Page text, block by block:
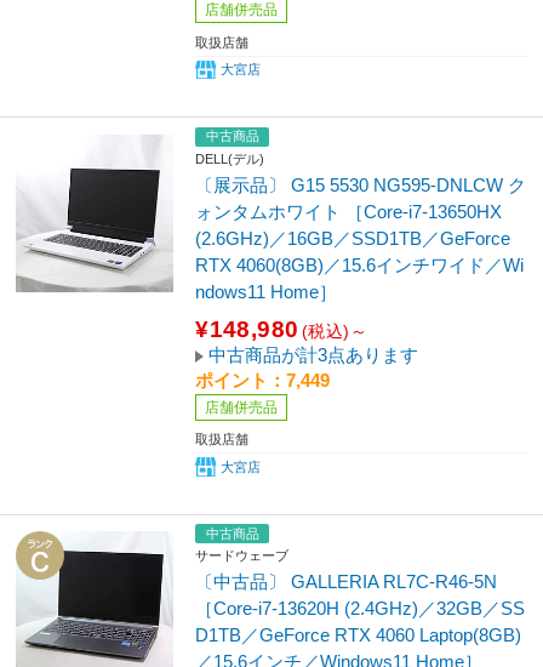
店舗併売品
取扱店舗
大宮店
中古商品
DELL(デル)
〔展示品〕 G15 5530 NG595-DNLCW ク
ォンタムホワイト ［Core-i7-13650HX
(2.6GHz)／16GB／SSD1TB／GeForce
RTX 4060(8GB)／15.6インチワイド／Wi
ndows11 Home］
¥148,980 (税込)～
中古商品が計3点あります
ポイント：7,449
店舗併売品
取扱店舗
大宮店
中古商品
サードウェーブ
〔中古品〕 GALLERIA RL7C-R46-5N
［Core-i7-13620H (2.4GHz)／32GB／SS
D1TB／GeForce RTX 4060 Laptop(8GB)
／15.6インチ／Windows11 Home］